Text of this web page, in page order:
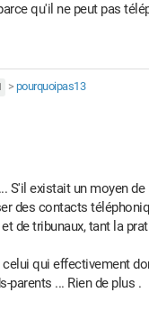
qu'il ne peut pas
> pourquoipas13
S'il existait un moyen
des contacts
de tribunaux, tant la
qui effectivement
parents ... Rien de plus .